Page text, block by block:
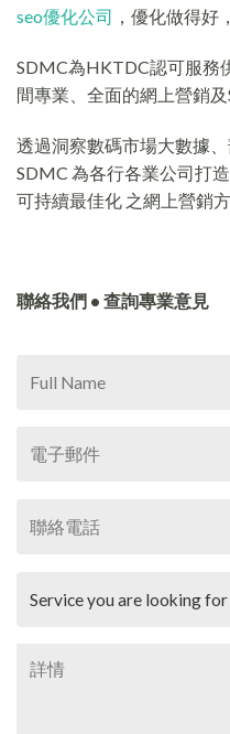
seo優化公司 ，優化做得好
SDMC為HKTDC認可服務
間專業、全面的網上營銷及
透過洞察數碼市場大數據
SDMC 為各行各業公司打
可持續最佳化 之網上營銷方
聯絡我們 • 查詢專業意見